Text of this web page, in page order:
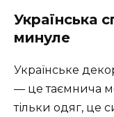
Українська
минуле
Українське
— це таємнича
тільки одяг, це